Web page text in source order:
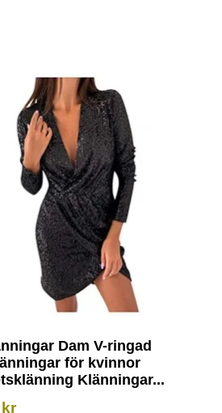
Dam V-ringad
för kvinnor
Klänningar...
kr